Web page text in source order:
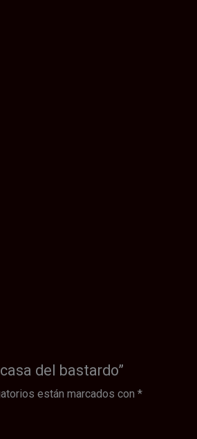
del bastardo”
están marcados con *